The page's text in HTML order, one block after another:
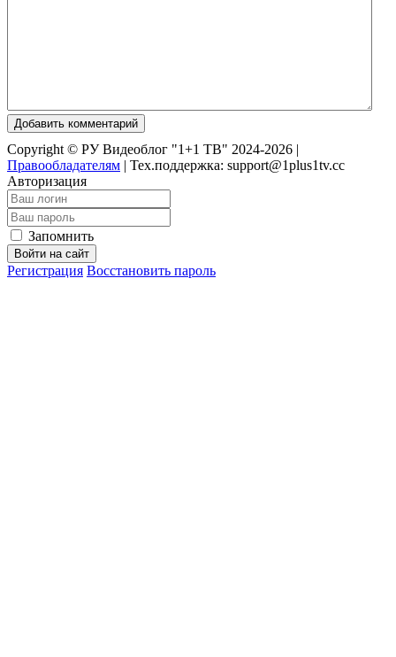
Добавить комментарий
Copyright © РУ Видеоблог "1+1 ТВ" 2024-2026 |
Правообладателям | Тех.поддержка: support@1plus1tv.cc
Авторизация
Запомнить
Войти на сайт
Регистрация Восстановить пароль